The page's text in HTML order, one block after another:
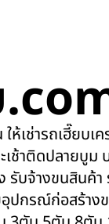
เช่ารถเฮี๊ยบเ
ช้าติดปลายบู
รับจ้างขนสินค้
ปกรณ์ก่อสร้าง